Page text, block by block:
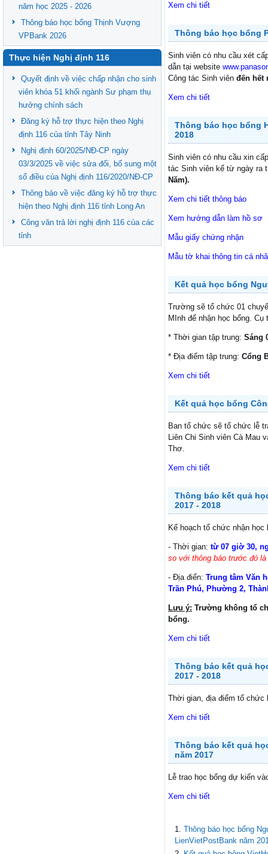
năm học 2025 - 2026
Thông báo học bổng Thịnh Vượng
VPBank 2026
Thực hiện Nghị định 116
Quyết định về việc chấp nhận cho sinh
viên khóa 51 khối ngành Sư phạm thụ
hưởng chính sách
Đăng ký hỗ trợ thực hiện theo Nghị
định 116 của tỉnh Tây Ninh
Nghị định 60/2025/NĐ-CP ngày
03/3/2025 về việc sửa đổi, bổ sung một
số điều của Nghị định 116/2020/NĐ-CP
Thông báo về việc đăng ký hỗ trợ thực
hiện theo Nghị định 116 tỉnh Long An
Công văn trả lời nghị định 116 của các
tỉnh
Xem chi tiết
Thông báo học bổng
Sinh viên có nhu cầu xét
dẫn tại website
Công tác Sinh viên đến hết
Xem chi tiết
Thông báo học bổng
2018
Sinh viên có nhu cầu xin
tác Sinh viên kể từ ngày ra
Năm).
Xem chi tiết thông báo
Xem hướng dẫn làm hồ sơ
Mẫu giấy chứng nhận
Mẫu tờ khai thông tin cá
Kết quả học bổng
Trường sẽ tổ chức 01
MInh để nhận học bổng. Cụ
* Thời gian tập trung: Sáng
* Địa điểm tập trung: Cổng
Xem chi tiết
Kết quả học bổng
Ban tổ chức sẽ tổ chức lễ
Liên Chi Sinh viên Cà Mau
Thơ.
Xem chi tiết
Thông báo kết quả
2017 - 2018
Kế hoạch tổ chức nhận học
- Thời gian: từ 07 giờ 30,
so với thông báo trước đó là
- Địa điển: Trung tâm Văn
Trần Phú, Phường 2,
Lưu ý: Trường không tổ
bổng.
Xem chi tiết
Thông báo kết quả
2017 - 2018
Thời gian, địa điểm tổ chức
Xem chi tiết
Thông báo kết quả
năm 2017
Lễ trao học bổng dự kiến
Xem chi tiết
Thông báo học bổng
LienVietPostBank năm